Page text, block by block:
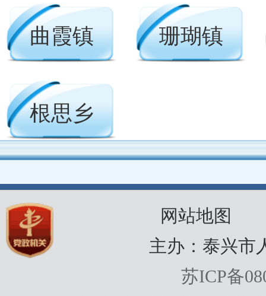
曲霞镇 珊瑚镇
根思乡
网站地图
主办：泰兴市
苏ICP备